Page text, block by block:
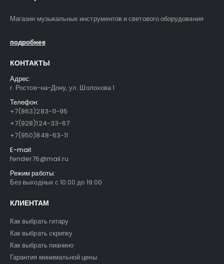
Магазин музыкальных инструментов и светового оборудования
подробнее
КОНТАКТЫ
Адрес:
г. Ростов-на-Дону, ул. Шолохова 1
Телефон:
+7(863)283-11-95
+7(928)124-33-67
+7(950)848-63-11
E-mail:
fender76@mail.ru
Режим работы:
Без выходных с 10:00 до 19:00
КЛИЕНТАМ
Как выбрать гитару
Как выбрать скрипку
Как выбрать пианино
Гарантия минимальной цены